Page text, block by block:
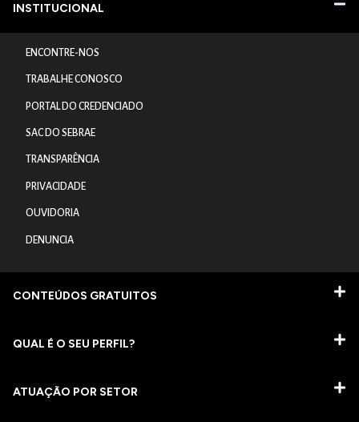
INSTITUCIONAL
ENCONTRE-NOS
TRABALHE CONOSCO
PORTAL DO CREDENCIADO
SAC DO SEBRAE
TRANSPARÊNCIA
PRIVACIDADE
OUVIDORIA
DENUNCIA
CONTEÚDOS GRATUITOS
QUAL É O SEU PERFIL?
ATUAÇÃO POR SETOR